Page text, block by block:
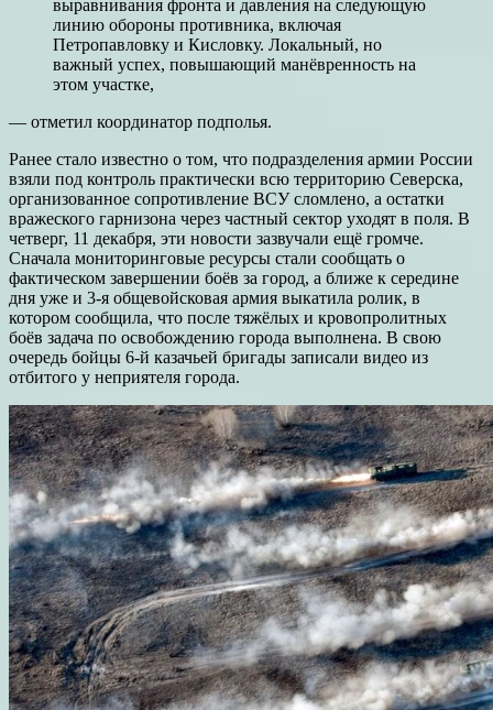
выравнивания фронта и давления на следующую
линию обороны противника, включая
Петропавловку и Кисловку. Локальный, но
важный успех, повышающий манёвренность на
этом участке,
— отметил координатор подполья.
Ранее стало известно о том, что подразделения армии России
взяли под контроль практически всю территорию Северска,
организованное сопротивление ВСУ сломлено, а остатки
вражеского гарнизона через частный сектор уходят в поля. В
четверг, 11 декабря, эти новости зазвучали ещё громче.
Сначала мониторинговые ресурсы стали сообщать о
фактическом завершении боёв за город, а ближе к середине
дня уже и 3-я общевойсковая армия выкатила ролик, в
котором сообщила, что после тяжёлых и кровопролитных
боёв задача по освобождению города выполнена. В свою
очередь бойцы 6-й казачьей бригады записали видео из
отбитого у неприятеля города.